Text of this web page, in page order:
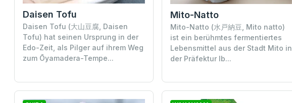
Daisen Tofu
Daisen Tofu (大山豆腐, Daisen
Tofu) hat seinen Ursprung in der
Edo-Zeit, als Pilger auf ihrem Weg
zum Ōyamadera-Tempe...
Mito-Natto
Mito-Natto (水戸納豆, Mito natto)
ist ein berühmtes fermentiertes
Lebensmittel aus der Stadt Mito in
der Präfektur Ib...